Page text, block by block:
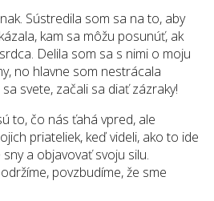
Sústredila som sa na to, aby
kam sa môžu posunúť, ak
Delila som sa s nimi o moju
no hlavne som nestrácala
svete, začali sa diať zázraky!
to, čo nás ťahá vpred, ale
priateliek, keď videli, ako to ide
a objavovať svoju silu.
povzbudíme, že sme